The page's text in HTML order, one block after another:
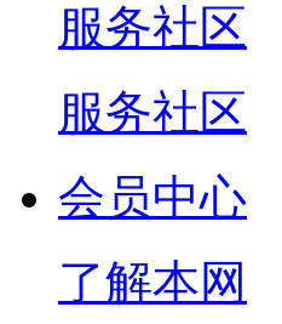
服务社区
服务社区
会员中心
了解本网